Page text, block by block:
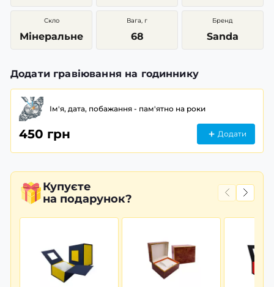
Скло
Мінеральне
Вага, г
68
Бренд
Sanda
Додати гравіювання на годиннику
Ім'я, дата, побажання - пам'ятно на роки
450 грн Додати
Купуєте
на подарунок?